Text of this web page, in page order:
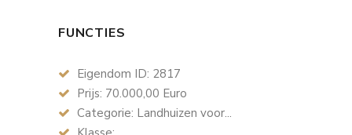
FUNCTIES
Eigendom ID: 2817
Prijs: 70.000,00 Euro
Categorie: Landhuizen voor...